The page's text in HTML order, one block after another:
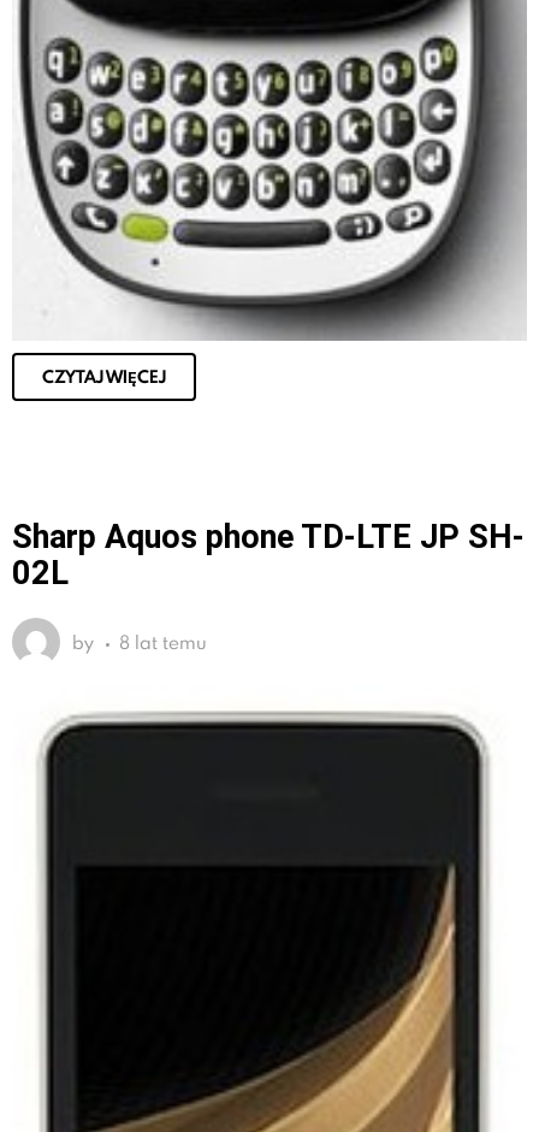
CZYTAJ WIĘCEJ
Sharp Aquos phone TD-LTE JP SH-
02L
by 8 lat temu